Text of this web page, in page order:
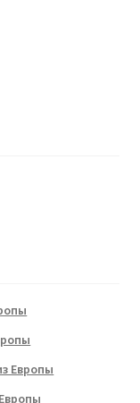
Европы